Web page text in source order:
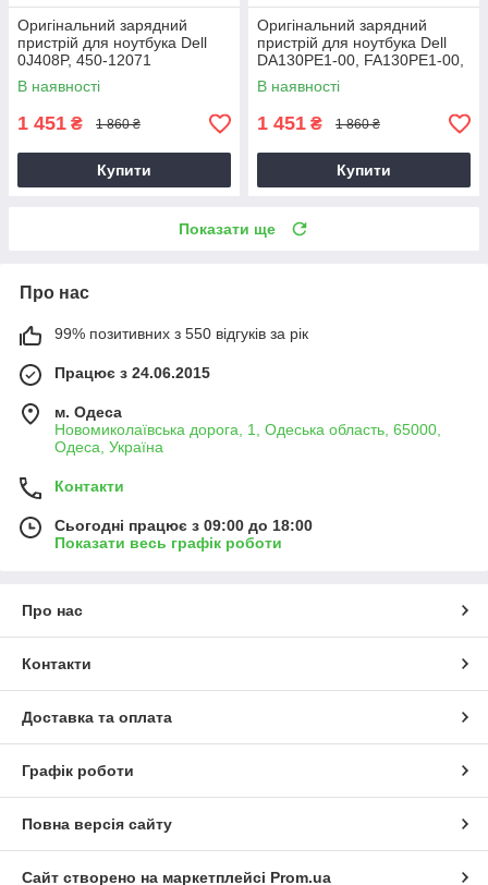
Оригінальний зарядний
пристрій для ноутбука Dell
0J408P, 450-12071
В наявності
1 451 ₴ 1 860 ₴
Купити
Оригінальний зарядний
пристрій для ноутбука Dell
DA130PE1-00, FA130PE1-00,
HA130PM160
В наявності
1 451 ₴ 1 860 ₴
Купити
Показати ще
Про нас
99% позитивних з 550 відгуків за рік
Працює з 24.06.2015
м. Одеса
Новомиколаївська дорога, 1, Одеська область, 65000,
Одеса, Україна
Контакти
Сьогодні працює з 09:00 до 18:00
Показати весь графік роботи
Про нас
Контакти
Доставка та оплата
Графік роботи
Повна версія сайту
Сайт створено на маркетплейсі Prom.ua